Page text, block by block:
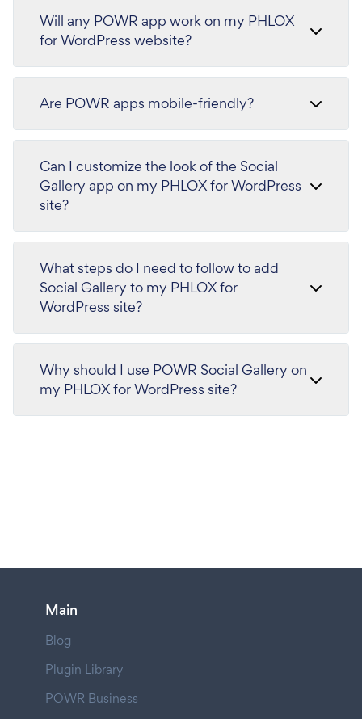
Will any POWR app work on my PHLOX
for WordPress website?
Are POWR apps mobile-friendly?
Can I customize the look of the Social
Gallery app on my PHLOX for WordPress
site?
What steps do I need to follow to add
Social Gallery to my PHLOX for
WordPress site?
Why should I use POWR Social Gallery on
my PHLOX for WordPress site?
Main
Blog
Plugin Library
POWR Business